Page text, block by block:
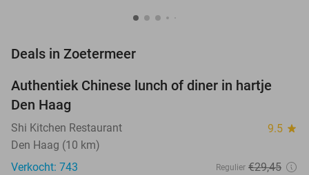
Deals in Zoetermeer
49%
Authentiek Chinese lunch of diner in hartje
Den Haag
Shi Kitchen Restaurant 9.5 star
Den Haag (10 km)
Verkocht: 743
Regulier €29,45